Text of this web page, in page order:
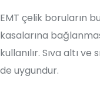
EMT çelik boruların
kasalarına
kullanılır. Sıva altı
de uygundur.